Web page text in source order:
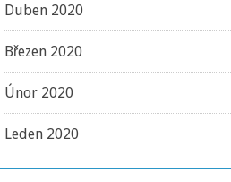
Duben 2020
Březen 2020
Únor 2020
Leden 2020